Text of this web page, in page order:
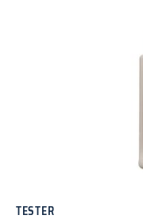
TESTER